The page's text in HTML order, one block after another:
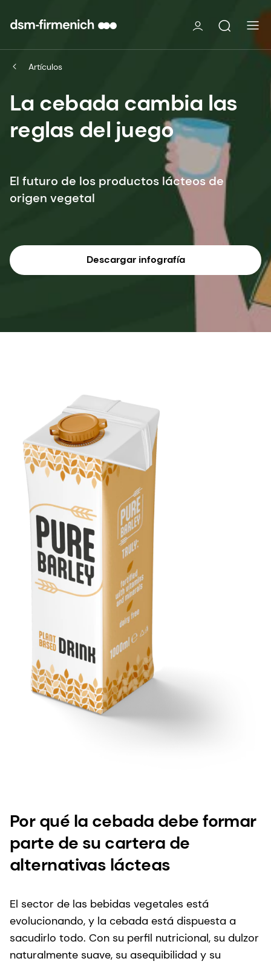
Artículos
La cebada cambia las
reglas del juego
El futuro de los productos lácteos de
origen vegetal
Descargar infografía
Por qué la cebada debe formar
parte de su cartera de
alternativas lácteas
El sector de las bebidas vegetales está
evolucionando, y la cebada está dispuesta a
sacudirlo todo. Con su perfil nutricional, su dulzor
naturalmente suave, su asequibilidad y su